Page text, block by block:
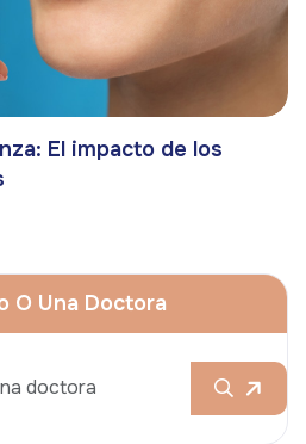
El impacto de los
O Una Doctora